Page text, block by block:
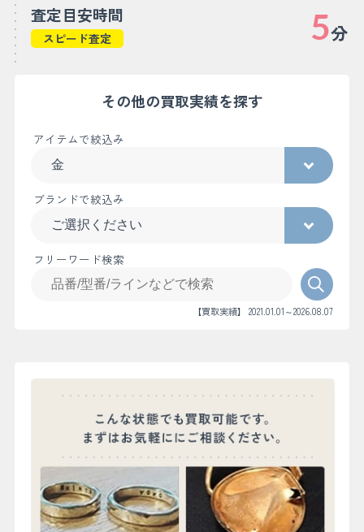
査定目安時間
スピード査定 5分
その他の買取実績を探す
アイテムで絞込み
ブランドで絞込み
フリーワード検索
【買取実績】 2021.01.01～2026.08.07